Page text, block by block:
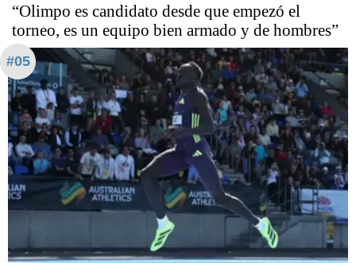
“Olimpo es candidato desde que empezó el
torneo, es un equipo bien armado y de hombres”
#05